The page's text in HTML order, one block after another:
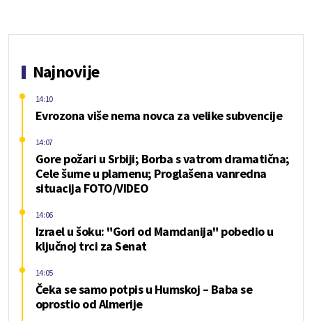
Najnovije
Evrozona više nema novca za velike subvencije
14:10
Gore požari u Srbiji; Borba s vatrom dramatična;
Cele šume u plamenu; Proglašena vanredna
situacija FOTO/VIDEO
14:07
Izrael u šoku: "Gori od Mamdanija" pobedio u
ključnoj trci za Senat
14:06
Čeka se samo potpis u Humskoj – Baba se
oprostio od Almerije
14:05